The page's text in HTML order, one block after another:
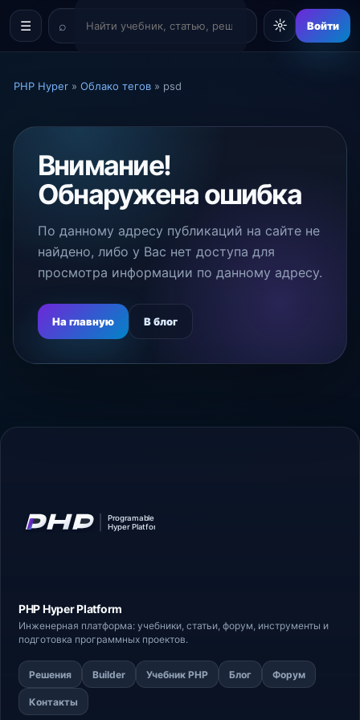
☰ ☼ Войти
PHP Hyper » Облако тегов » psd
Внимание!
Обнаружена ошибка
По данному адресу публикаций на сайте не
найдено, либо у Вас нет доступа для
просмотра информации по данному адресу.
На главную В блог
PHP HyperPlatform
Инженерная платформа: учебники, статьи, форум, инструменты и
подготовка программных проектов.
Решения Builder Учебник PHP Блог Форум
Контакты